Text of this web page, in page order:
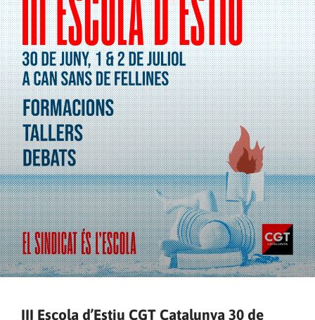
III Escola d’Estiu CGT Catalunya 30 de